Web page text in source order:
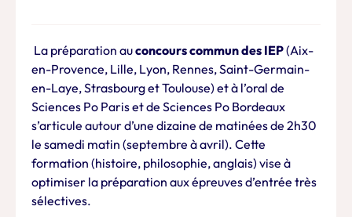
La préparation auconcours commun des IEP(Aix-
en-Provence, Lille, Lyon, Rennes, Saint-Germain-
en-Laye, Strasbourg et Toulouse) et à l’oral de
Sciences Po Paris et de Sciences Po Bordeaux
s’articule autour d’une dizaine de matinées de 2h30
le samedi matin (septembre à avril). Cette
formation (histoire, philosophie, anglais) vise à
optimiser la préparation aux épreuves d’entrée très
sélectives.